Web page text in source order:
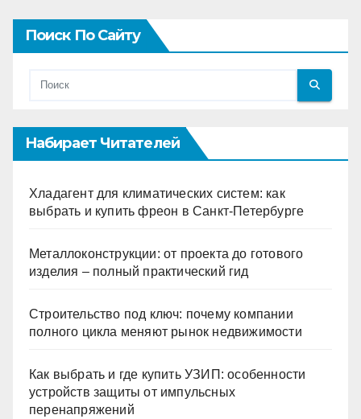
Поиск По Сайту
Набирает Читателей
Хладагент для климатических систем: как
выбрать и купить фреон в Санкт-Петербурге
Металлоконструкции: от проекта до готового
изделия – полный практический гид
Строительство под ключ: почему компании
полного цикла меняют рынок недвижимости
Как выбрать и где купить УЗИП: особенности
устройств защиты от импульсных
перенапряжений